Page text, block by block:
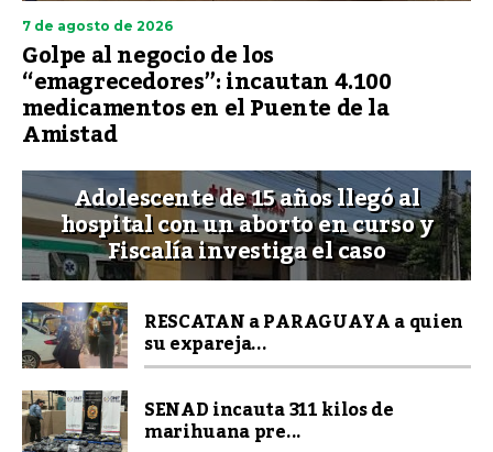
7 de agosto de 2026
Golpe al negocio de los
“emagrecedores”: incautan 4.100
medicamentos en el Puente de la
Amistad
Adolescente de 15 años llegó al
hospital con un aborto en curso y
Fiscalía investiga el caso
RESCATAN a PARAGUAYA a quien
su expareja...
SENAD incauta 311 kilos de
marihuana pre...